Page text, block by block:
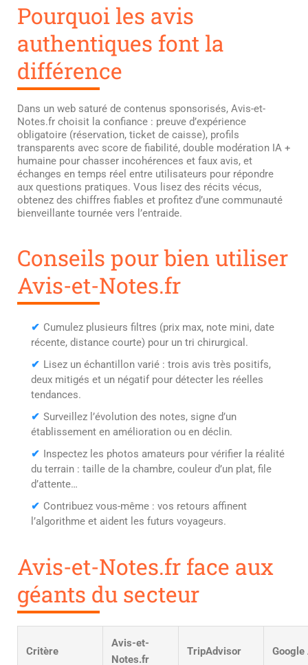
Pourquoi les avis
authentiques font la
différence
Dans un web saturé de contenus sponsorisés, Avis-et-
Notes.fr choisit la confiance : preuve d’expérience
obligatoire (réservation, ticket de caisse), profils
transparents avec score de fiabilité, double modération IA +
humaine pour chasser incohérences et faux avis, et
échanges en temps réel entre utilisateurs pour répondre
aux questions pratiques. Vous lisez des récits vécus,
obtenez des chiffres fiables et profitez d’une communauté
bienveillante tournée vers l’entraide.
Conseils pour bien utiliser
Avis-et-Notes.fr
✔ Cumulez plusieurs filtres (prix max, note mini, date
récente, distance courte) pour un tri chirurgical.
✔ Lisez un échantillon varié : trois avis très positifs,
deux mitigés et un négatif pour détecter les réelles
tendances.
✔ Surveillez l’évolution des notes, signe d’un
établissement en amélioration ou en déclin.
✔ Inspectez les photos amateurs pour vérifier la réalité
du terrain : taille de la chambre, couleur d’un plat, file
d’attente…
✔ Contribuez vous-même : vos retours affinent
l’algorithme et aident les futurs voyageurs.
Avis-et-Notes.fr face aux
géants du secteur
Critère
Avis-et-
Notes.fr
TripAdvisor Google